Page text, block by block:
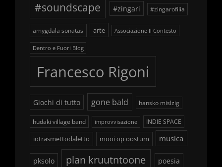
#soundscape #zingari #zingarofilia
amygdala sonatas arte Associazione Il Contesto
Dentro e Fuori Blog
Francesco Rigoni
Giochi di tutto gone bald hansko mislzig
hudaki village band improvvisazione INDIE SPACE
iotrasmettodaletto mooi op oostum musica
pksolo plan kruutntoone poesia